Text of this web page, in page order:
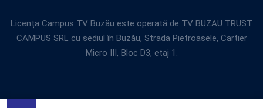
Licența Campus TV Buzău este operată de TV BUZAU TRUST
CAMPUS SRL cu sediul în Buzău, Strada Pietroasele, Cartier
Micro III, Bloc D3, etaj 1.